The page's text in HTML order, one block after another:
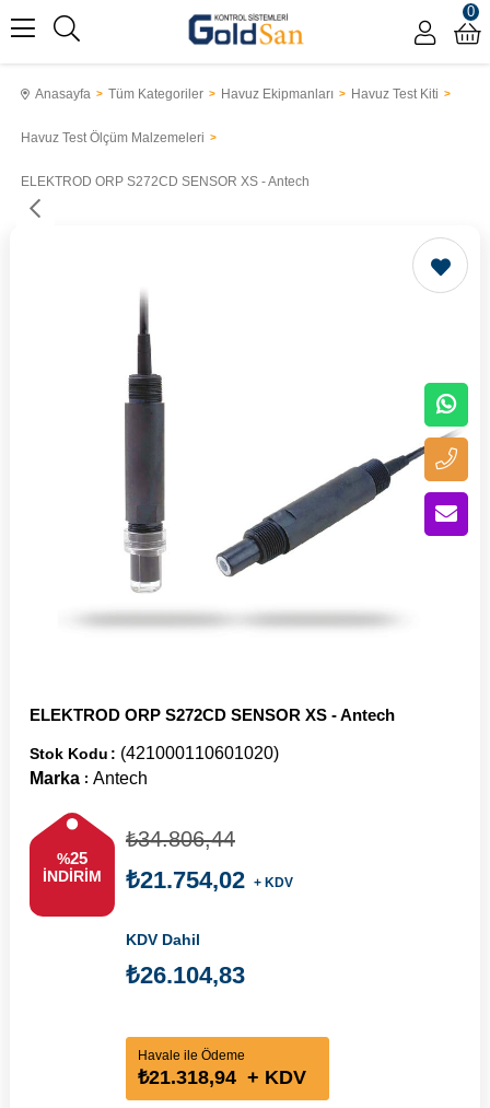
0
Anasayfa Tüm Kategoriler Havuz Ekipmanları Havuz Test Kiti
Havuz Test Ölçüm Malzemeleri
ELEKTROD ORP S272CD SENSOR XS - Antech
ELEKTROD ORP S272CD SENSOR XS - Antech
(421000110601020)
Stok Kodu
Marka : Antech
%25
İNDIRIM
₺34.806,44
₺21.754,02 + KDV
KDV Dahil
₺26.104,83
Havale ile Ödeme
₺21.318,94 + KDV